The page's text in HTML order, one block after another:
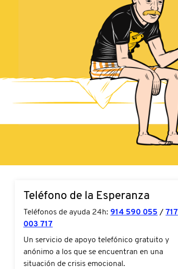
Teléfono de la Esperanza
Teléfonos de ayuda 24h: 914 590 055 / 717
003 717
Un servicio de apoyo telefónico gratuito y
anónimo a los que se encuentran en una
situación de crisis emocional.